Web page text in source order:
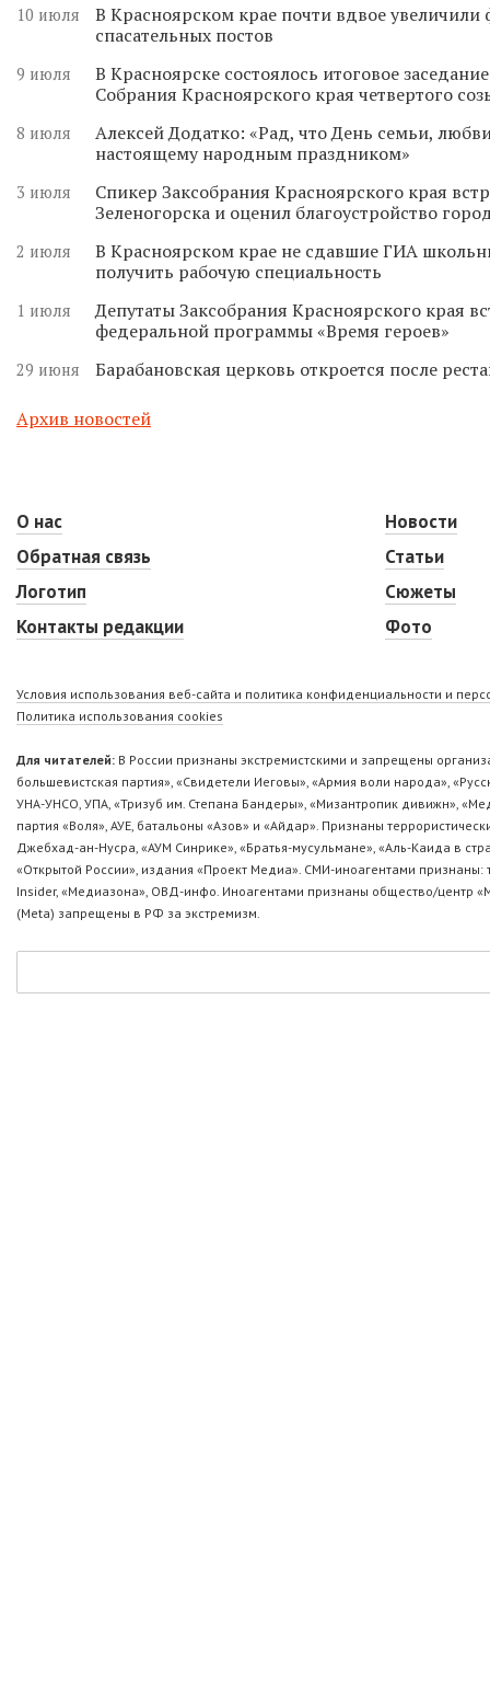
10 июля
В Красноярском крае почти вдвое
спасательных постов
9 июля
В Красноярске состоялось итоговое
Собрания Красноярского края четвертого
8 июля
Алексей Додатко: «Рад, что День семьи,
настоящему народным праздником»
3 июля
Спикер Заксобрания Красноярского края
Зеленогорска и оценил благоустройство
2 июля
В Красноярском крае не сдавшие ГИА
получить рабочую специальность
1 июля
Депутаты Заксобрания Красноярского края
федеральной программы «Время героев»
29 июня Барабановская церковь откроется после
Архив новостей
О нас
Обратная связь
Логотип
Контакты редакции
Новости
Статьи
Сюжеты
Фото
Условия использования веб-сайта и политика конфиденциальности и
Политика использования cookies
Для читателей: В России признаны экстремистскими и запрещены
большевистская партия», «Свидетели Иеговы», «Армия воли народа»,
УНА-УНСО, УПА, «Тризуб им. Степана Бандеры», «Мизантропик дивижн»,
партия «Воля», АУЕ, батальоны «Азов» и «Айдар». Признаны
Джебхад-ан-Нусра, «АУМ Синрике», «Братья-мусульмане», «Аль-Каида в
«Открытой России», издания «Проект Медиа». СМИ-иноагентами
Insider, «Медиазона», ОВД-инфо. Иноагентами признаны общество/центр
(Metа) запрещены в РФ за экстремизм.